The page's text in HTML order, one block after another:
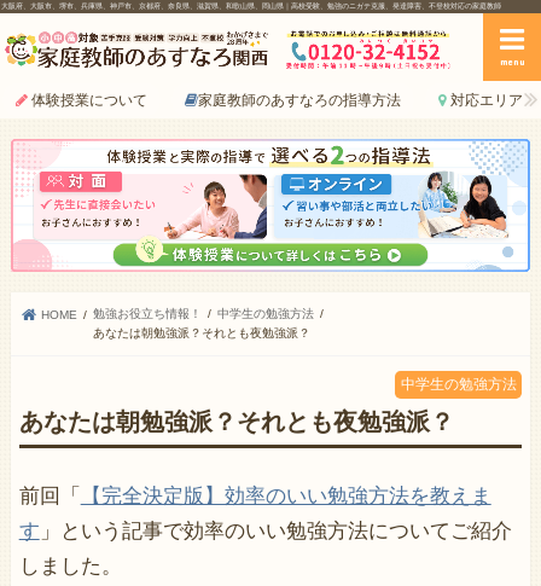
大阪府、大阪市、堺市、兵庫県、神戸市、京都府、奈良県、滋賀県、和歌山県、岡山県｜高校受験、勉強のニガテ克服、発達障害、不登校対応の家庭教師
menu
体験授業について 家庭教師のあすなろの指導方法 対応エリア
HOME 勉強お役立ち情報！
中学生の勉強方法
あなたは朝勉強派？それとも夜勉強派？
中学生の勉強方法
あなたは朝勉強派？それとも夜勉強派？
前回「
【完全決定版】効率のいい勉強方法を教えま
す 」という記事で効率のいい勉強方法についてご紹介
しました。